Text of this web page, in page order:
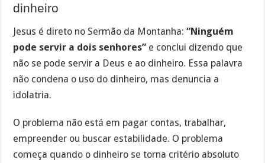
dinheiro
Jesus é direto no Sermão da Montanha:“Ninguém
pode servir a dois senhores” e conclui dizendo que
não se pode servir a Deus e ao dinheiro. Essa palavra
não condena o uso do dinheiro, mas denuncia a
idolatria.
O problema não está em pagar contas, trabalhar,
empreender ou buscar estabilidade. O problema
começa quando o dinheiro se torna critério absoluto